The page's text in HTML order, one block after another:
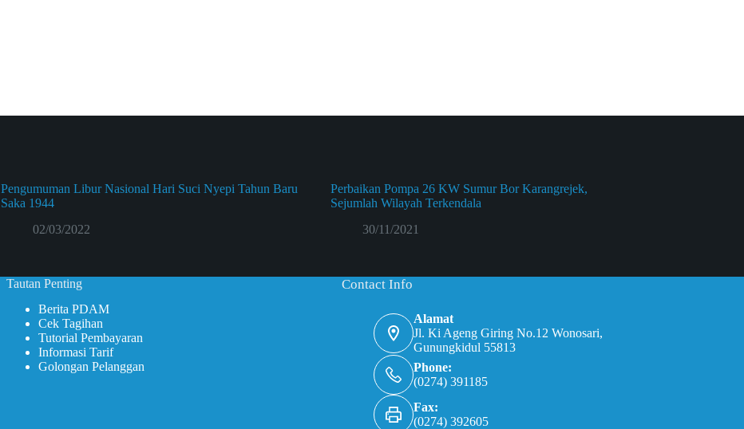
Pengumuman Libur Nasional Hari Suci Nyepi Tahun Baru
Saka 1944
02/03/2022
Perbaikan Pompa 26 KW Sumur Bor Karangrejek,
Sejumlah Wilayah Terkendala
30/11/2021
Tautan Penting
Berita PDAM
Cek Tagihan
Tutorial Pembayaran
Informasi Tarif
Golongan Pelanggan
Contact Info
Alamat
Jl. Ki Ageng Giring No.12 Wonosari,
Gunungkidul 55813
Phone:
(0274) 391185
Fax:
(0274) 392605